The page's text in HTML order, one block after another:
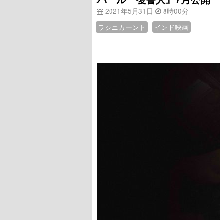
2021年5月31日
8時00分
ラジニカーント
インド映画